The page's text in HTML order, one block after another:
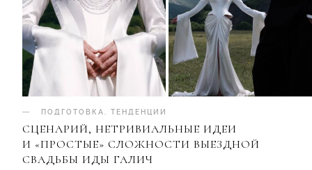
ПОДГОТОВКА ТЕНДЕНЦИИ
СЦЕНАРИЙ, НЕТРИВИАЛЬНЫЕ ИДЕИ
И «ПРОСТЫЕ» СЛОЖНОСТИ ВЫЕЗДНОЙ
СВАДЬБЫ ИДЫ ГАЛИЧ